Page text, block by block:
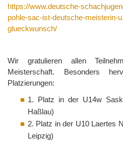
https://www.deutsche-
pohle-sac-ist-deutsche-meisterin-
glueckwunsch/
Wir gratulieren allen
Meisterschaft. Besonders
Platzierungen:
1. Platz in der U14w
Haßlau)
2. Platz in der U10 Laertes
Leipzig)